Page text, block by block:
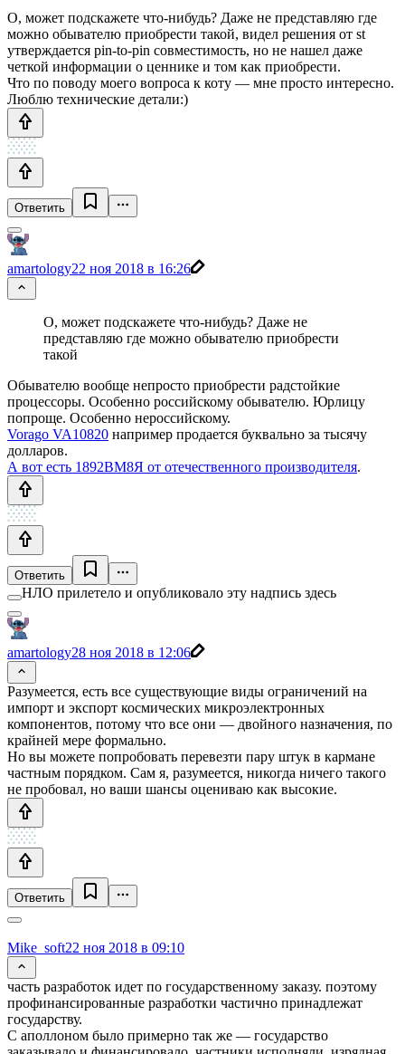
О, может подскажете что-нибудь? Даже не представляю где
можно обывателю приобрести такой, видел решения от st
утверждается pin-to-pin совместимость, но не нашел даже
четкой информации о ценнике и том как приобрести.
Что по поводу моего вопроса к коту — мне просто интересно.
Люблю технические детали:)
Ответить
amartology22 ноя 2018 в 16:26
О, может подскажете что-нибудь? Даже не
представляю где можно обывателю приобрести
такой
Обывателю вообще непросто приобрести радстойкие
процессоры. Особенно российскому обывателю. Юрлицу
попроще. Особенно нероссийскому.
Vorago VA10820 например продается буквально за тысячу
долларов.
А вот есть 1892ВМ8Я от отечественного производителя.
Ответить
НЛО прилетело и опубликовало эту надпись здесь
amartology28 ноя 2018 в 12:06
Разумеется, есть все существующие виды ограничений на
импорт и экспорт космических микроэлектронных
компонентов, потому что все они — двойного назначения, по
крайней мере формально.
Но вы можете попробовать перевезти пару штук в кармане
частным порядком. Сам я, разумеется, никогда ничего такого
не пробовал, но ваши шансы оцениваю как высокие.
Ответить
Mike_soft22 ноя 2018 в 09:10
часть разработок идет по государственному заказу. поэтому
профинансированные разработки частично принадлежат
государству.
С аполлоном было примерно так же — государство